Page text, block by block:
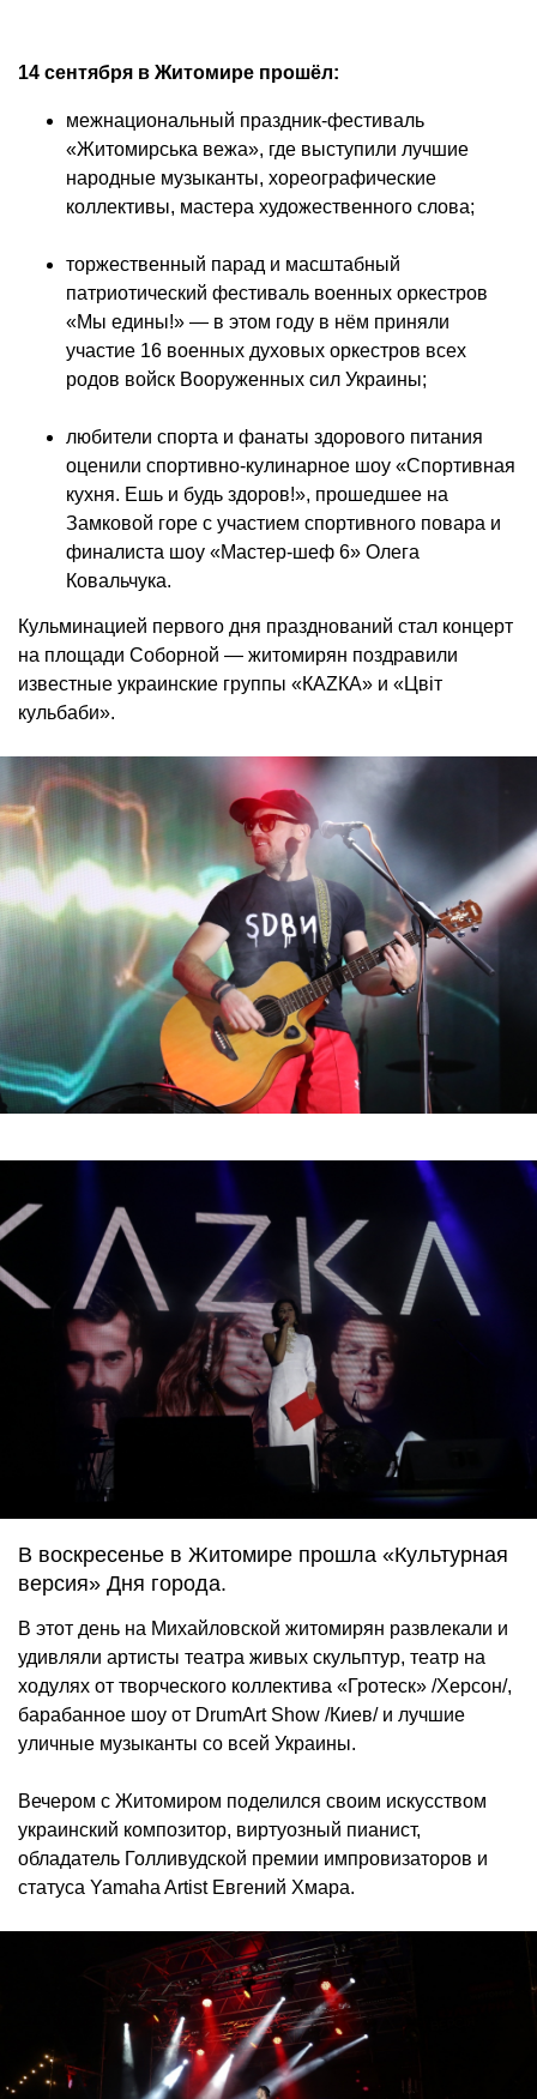
14 сентября в Житомире прошёл:
межнациональный праздник-фестиваль
«Житомирська вежа», где выступили лучшие
народные музыканты, хореографические
коллективы, мастера художественного слова;
торжественный парад и масштабный
патриотический фестиваль военных оркестров
«Мы едины!» — в этом году в нём приняли
участие 16 военных духовых оркестров всех
родов войск Вооруженных сил Украины;
любители спорта и фанаты здорового питания
оценили спортивно-кулинарное шоу «Спортивная
кухня. Ешь и будь здоров!», прошедшее на
Замковой горе с участием спортивного повара и
финалиста шоу «Мастер-шеф 6» Олега
Ковальчука.
Кульминацией первого дня празднований стал концерт
на площади Соборной — житомирян поздравили
известные украинские группы «КАZКА» и «Цвіт
кульбаби».
В воскресенье в Житомире прошла «Культурная
версия» Дня города.
В этот день на Михайловской житомирян развлекали и
удивляли артисты театра живых скульптур, театр на
ходулях от творческого коллектива «Гротеск» /Херсон/,
барабанное шоу от DrumArt Show /Киев/ и лучшие
уличные музыканты со всей Украины.
Вечером с Житомиром поделился своим искусством
украинский композитор, виртуозный пианист,
обладатель Голливудской премии импровизаторов и
статуса Yamaha Artist Евгений Хмара.